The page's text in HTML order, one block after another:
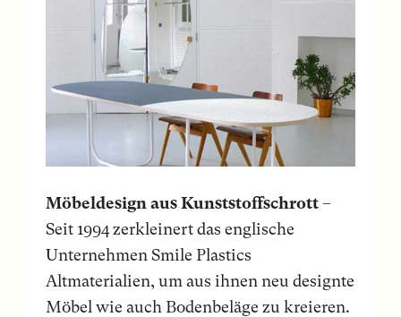
Möbeldesign aus Kunststoff­schrott–
Seit 1994 zerkleinert das englische
Unternehmen Smile Plastics
Altmaterialien, um aus ihnen neu designte
Möbel wie auch Bodenbeläge zu kreieren.